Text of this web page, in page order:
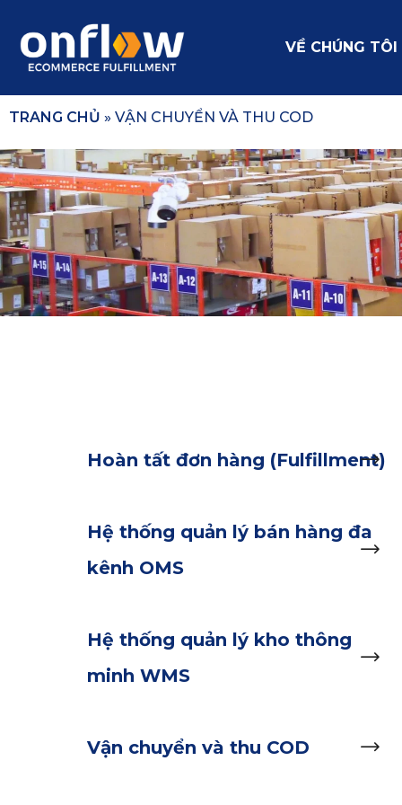
VỀ CHÚNG TÔI
TRANG CHỦ » VẬN CHUYỂN VÀ THU COD
Hoàn tất đơn hàng (Fulfillment)
Hệ thống quản lý bán hàng đa
kênh OMS
Hệ thống quản lý kho thông
minh WMS
Vận chuyển và thu COD